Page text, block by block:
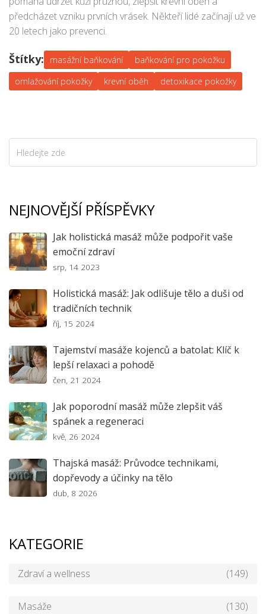
předcházet vzniku prvních vrásek. Někteří lidé začínají už ve
20 letech jako prevenci.
Štítky: masážní baňkování
baňkování pro pokožku
omlažování pokožky
krevní oběh detoxikace pokožky
NEJNOVĚJŠÍ PŘÍSPĚVKY
Jak holistická masáž může podpořit vaše
emoční zdraví
srp, 14 2023
Holistická masáž: Jak odlišuje tělo a duši od
tradičních technik
říj, 15 2024
Tajemství masáže kojenců a batolat: Klíč k
lepší relaxaci a pohodě
čen, 21 2024
Jak poporodní masáž může zlepšit váš
spánek a regeneraci
kvě, 26 2024
Thajská masáž: Průvodce technikami,
dopřevody a účinky na tělo
dub, 8 2026
KATEGORIE
Zdraví a wellness (149)
Masáže (130)